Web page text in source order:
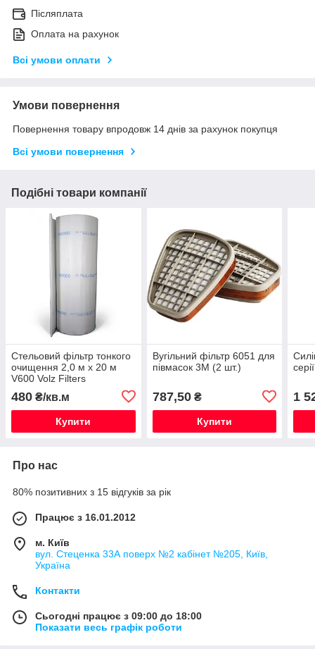
Післяплата
Оплата на рахунок
Всі умови оплати
Умови повернення
Повернення товару впродовж 14 днів за рахунок покупця
Всі умови повернення
Подібні товари компанії
Стельовий фільтр тонкого
очищення 2,0 м х 20 м
V600 Volz Filters
480 ₴/кв.м
Купити
Вугільний фільтр 6051 для
півмасок 3М (2 шт.)
787,50₴
Купити
1
Про нас
80% позитивних з 15 відгуків за рік
Працює з 16.01.2012
м. Київ
вул. Стеценка 33А поверх №2 кабінет №205, Київ,
Україна
Контакти
Сьогодні працює з 09:00 до 18:00
Показати весь графік роботи